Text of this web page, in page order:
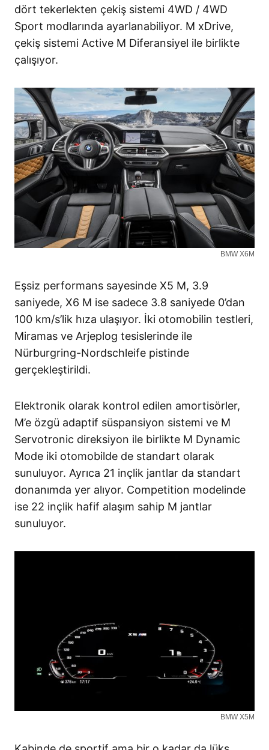
dört tekerlekten çekiş sistemi 4WD / 4WD
Sport modlarında ayarlanabiliyor. M xDrive,
çekiş sistemi Active M Diferansiyel ile birlikte
çalışıyor.
BMW X6M
Eşsiz performans sayesinde X5 M, 3.9
saniyede, X6 M ise sadece 3.8 saniyede 0’dan
100 km/s’lik hıza ulaşıyor. İki otomobilin testleri,
Miramas ve Arjeplog tesislerinde ile
Nürburgring-Nordschleife pistinde
gerçekleştirildi.
Elektronik olarak kontrol edilen amortisörler,
M’e özgü adaptif süspansiyon sistemi ve M
Servotronic direksiyon ile birlikte M Dynamic
Mode iki otomobilde de standart olarak
sunuluyor. Ayrıca 21 inçlik jantlar da standart
donanımda yer alıyor. Competition modelinde
ise 22 inçlik hafif alaşım sahip M jantlar
sunuluyor.
BMW X5M